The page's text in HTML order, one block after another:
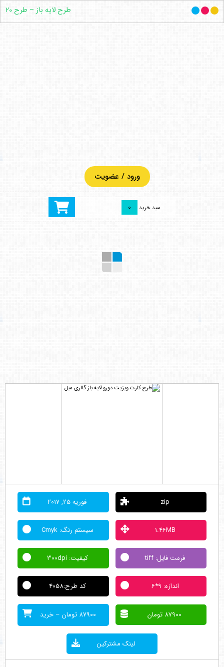
ورود / عضویت
سبد خرید 0
طرح لایه باز – طرح ۲۰
zip فوریه 25, 2017
1.46MB سيستم رنگ: Cmyk
فرمت فايل: tiff كيفيت: 300dpi
اندازه: 9*6 کد طرح:4058
87900 تومان 87900 تومان – خرید
لینک مشترکین